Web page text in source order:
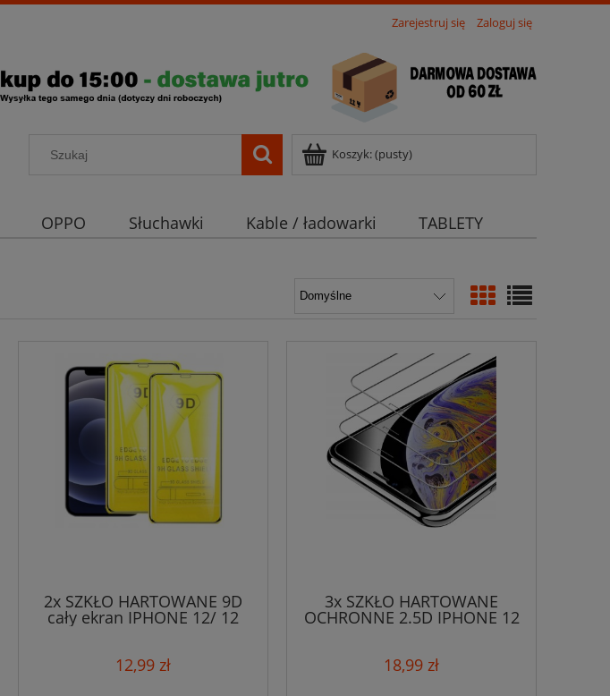
Zarejestruj się Zaloguj się
Koszyk:(pusty)
OPPO Słuchawki Kable / ładowarki
TABLETY
2x SZKŁO HARTOWANE 9D
cały ekran IPHONE 12/ 12
12,99 zł
3x SZKŁO HARTOWANE
OCHRONNE 2.5D IPHONE 12
18,99 zł